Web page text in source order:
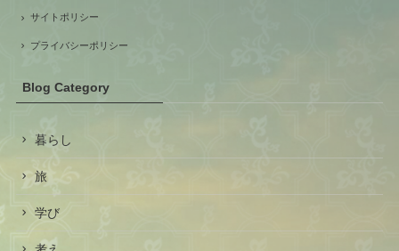
サイトポリシー
プライバシーポリシー
Blog Category
暮らし
旅
学び